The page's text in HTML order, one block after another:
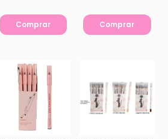
Comprar Comprar